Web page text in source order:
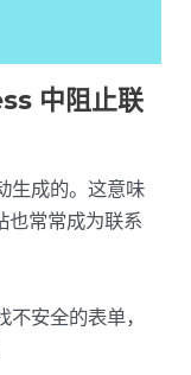
中阻止联
生成的。这意味
也常常成为联系
安全的表单，